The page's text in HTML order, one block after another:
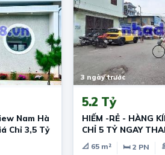
Nam Hà
Chỉ 3,5 Tỷ
3 ngày trước
5.2 Tỷ
HIẾM -RẺ - HÀNG
CHỈ 5 TỶ NGAY
📐 65 m² 🛏 2 PN